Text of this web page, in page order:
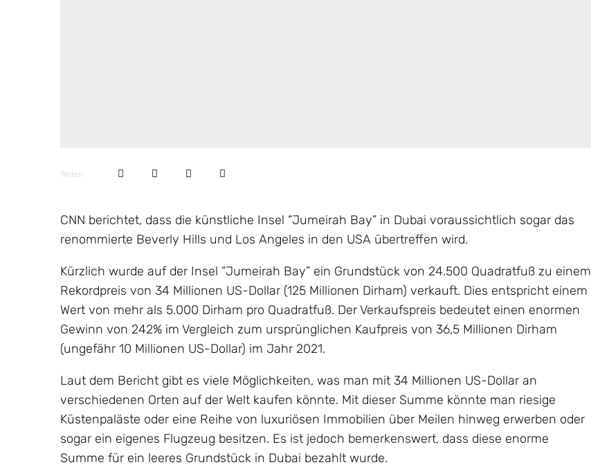
Teilen
CNN berichtet, dass die künstliche Insel “Jumeirah Bay” in Dubai voraussichtlich sogar das
renommierte Beverly Hills und Los Angeles in den USA übertreffen wird.
Kürzlich wurde auf der Insel “Jumeirah Bay” ein Grundstück von 24.500 Quadratfuß zu einem
Rekordpreis von 34 Millionen US-Dollar (125 Millionen Dirham) verkauft. Dies entspricht einem
Wert von mehr als 5.000 Dirham pro Quadratfuß. Der Verkaufspreis bedeutet einen enormen
Gewinn von 242% im Vergleich zum ursprünglichen Kaufpreis von 36,5 Millionen Dirham
(ungefähr 10 Millionen US-Dollar) im Jahr 2021.
Laut dem Bericht gibt es viele Möglichkeiten, was man mit 34 Millionen US-Dollar an
verschiedenen Orten auf der Welt kaufen könnte. Mit dieser Summe könnte man riesige
Küstenpaläste oder eine Reihe von luxuriösen Immobilien über Meilen hinweg erwerben oder
sogar ein eigenes Flugzeug besitzen. Es ist jedoch bemerkenswert, dass diese enorme
Summe für ein leeres Grundstück in Dubai bezahlt wurde.